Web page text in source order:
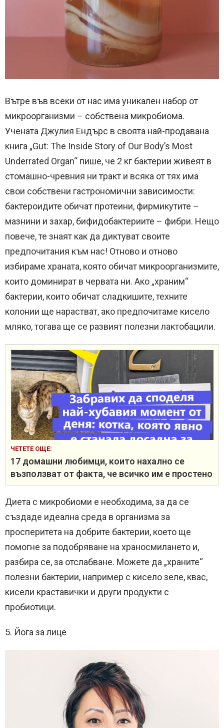
Вътре във всеки от нас има уникален набор от
микроорганизми – собствена микробиома.
Учената Джулия Ендърс в своята най-продавана
книга „Gut: The Inside Story of Our Body’s Most
Underrated Organ“ пише, че 2 кг бактерии живеят в
стомашно-чревния ни тракт и всяка от тях има
свои собствени гастрономични зависимости:
бактероидите обичат протеини, фирмикутите –
мазнини и захар, бифидобактериите – фибри. Нещо
повече, те знаят как да диктуват своите
предпочитания към нас! Отново и отново
избираме храната, която обичат микроорганизмите,
които доминират в червата ни. Ако „храним“
бактерии, които обичат сладкишите, техните
колонии ще нарастват, ако предпочитаме кисело
мляко, тогава ще се развият полезни лактобацили.
ЧЕТЕТЕ ОЩЕ:
17 домашни любимци, които нахално се
възползват от факта, че всичко им е простено
Диета с микробиоми е необходима, за да се
създаде идеална среда в организма за
просперитета на добрите бактерии, което ще
помогне за подобряване на храносмилането и,
разбира се, за отслабване. Можете да „храните“
полезни бактерии, например с кисело зеле, квас,
кисели краставички и други продукти с
пробиотици.
5. Йога за лице